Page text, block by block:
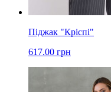
Піджак "Кріспі"
617.00 грн